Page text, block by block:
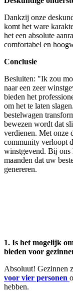
Dankzij onze
komt het ware
het een absolute
comfortabel en
Conclusie
Besluiten: "Ik zou
naar een zeer
bieden het
om het te laten
bestelwagen
bewezen wordt dat
verdienen. Met onze
community verloopt
winstgevend. Bij ons
maanden dat uw
genereren.
1. Is het mogelijk
bieden voor
Absoluut! Gezinnen
voor vier personen
hebben.